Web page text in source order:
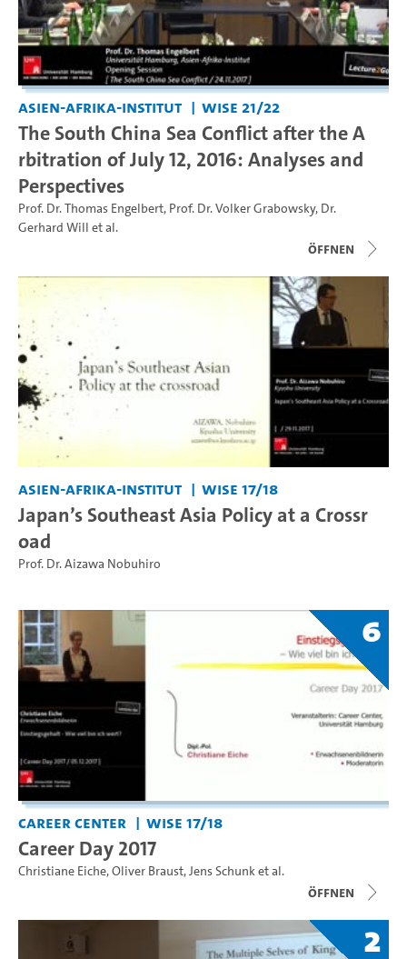
Asien-Afrika-Institut WiSe 21/22
The South China Sea Conflict after the A
rbitration of July 12, 2016: Analyses and
Perspectives
Prof. Dr. Thomas Engelbert, Prof. Dr. Volker Grabowsky, Dr.
Gerhard Will et al.
Öffnen
Asien-Afrika-Institut WiSe 17/18
Japan’s Southeast Asia Policy at a Crossr
oad
Prof. Dr. Aizawa Nobuhiro
6
Career Center WiSe 17/18
Career Day 2017
Christiane Eiche,Oliver Braust,Jens Schunket al.
Öffnen
2